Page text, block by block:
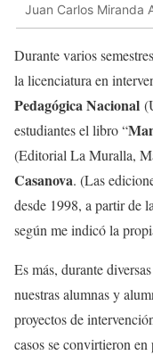
Juan Carlos Miranda
Durante varios
la licenciatura en
Pedagógica Nacional
estudiantes el libro “
(Editorial La Muralla,
Casanova. (Las
desde 1998, a partir de
según me indicó la
Es más, durante
nuestras alumnas y
proyectos de
casos se convirtieron